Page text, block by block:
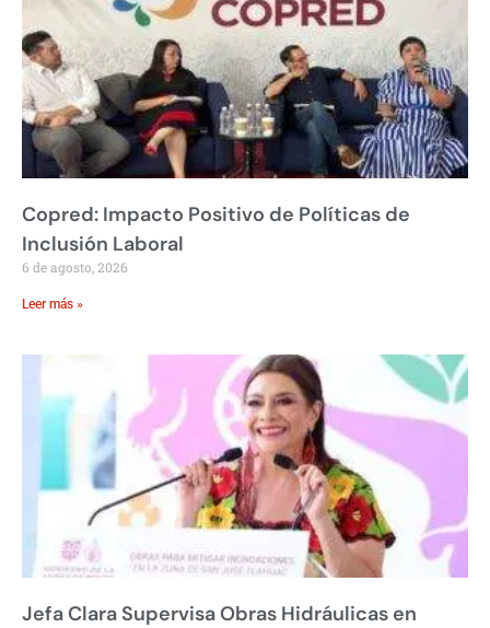
Copred: Impacto Positivo de Políticas de
Inclusión Laboral
6 de agosto, 2026
Leer más »
Jefa Clara Supervisa Obras Hidráulicas en